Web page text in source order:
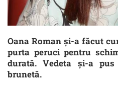
Oana Roman și-a făcut
purta peruci pentru
durată. Vedeta și-a
brunetă.